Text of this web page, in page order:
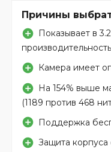
Причины
Показывает в
Камера имеет
На 154% выше
(1189 против 468
Поддержка
Защита корпуса